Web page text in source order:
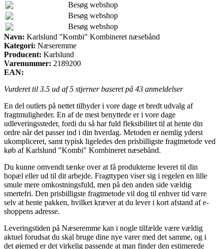
Besøg webshop
Besøg webshop
Besøg webshop
Navn: Karlslund "Kombi" Kombineret næsebånd
Kategori: Næseremme
Producent: Karlslund
Varenummer: 2189200
EAN:
Vurderet til 3.5 ud af 5 stjerner baseret på 43 anmeldelser
En del outlets på nettet tilbyder i vore dage et bredt udvalg af
fragtmuligheder. En af de mest benyttede er i vore dage
udleveringssteder, fordi du så har fuld fleksibilitet til at hente din
ordre når det passer ind i din hverdag. Metoden er nemlig yderst
ukompliceret, samt typisk ligeledes den prisbilligste fragtmetode ved
køb af Karlslund "Kombi" Kombineret næsebånd.
Du kunne omvendt tænke over at få produkterne leveret til din
bopæl eller ud til dit arbejde. Fragttypen viser sig i regelen en lille
smule mere omkostningsfuld, men på den anden side vældig
smertefri. Den prisbilligste fragtmetode vil dog til enhver tid være
selv at hente pakken, hvilket kræver at du lever i kort afstand af e-
shoppens adresse.
Leveringstiden på Næseremme kan i nogle tilfælde være vældig
aktuel forudsat du skal bruge dine nye varer med det samme, og i
det øjemed er det virkelig passende at man finder den estimerede